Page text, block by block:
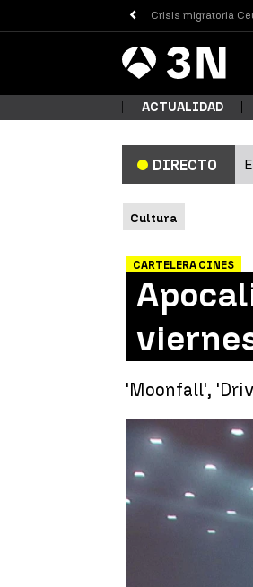
Crisis migratoria
Antena
3 Noticias
ACTUALIDAD
DIRECTO
Cultura
CARTELERA CINES
'Moonfall',